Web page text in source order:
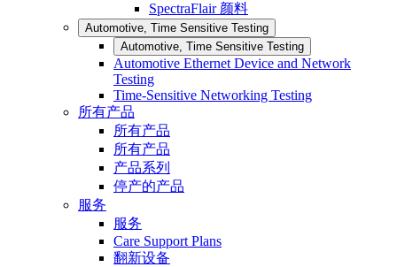
SpectraFlair 颜料
Automotive, Time Sensitive Testing
Automotive, Time Sensitive Testing
Automotive Ethernet Device and Network
Testing
Time-Sensitive Networking Testing
所有产品
所有产品
所有产品
产品系列
停产的产品
服务
服务
Care Support Plans
翻新设备